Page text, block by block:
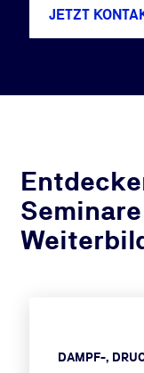
JETZT
DAMPF-,